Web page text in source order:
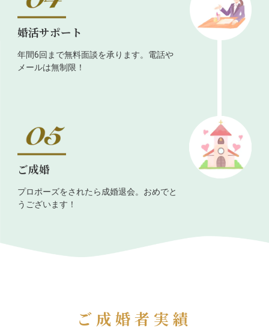
婚活サポート
年間6回まで無料面談を承ります。電話や
メールは無制限！
ご成婚
プロポーズをされたら成婚退会。おめでと
うございます！
ご成婚者実績